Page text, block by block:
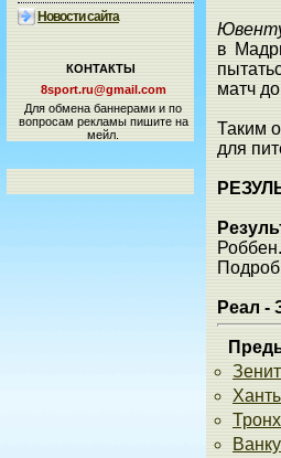
Новости сайта
КОНТАКТЫ
8sport.ru@gmail.com
Для обмена баннерами и по
вопросам рекламы пишите на
мейл.
в
матч
Таким
для
Роббен.
Реал -